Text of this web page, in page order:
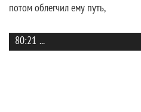
потом облегчил ему путь,
80:21 ...